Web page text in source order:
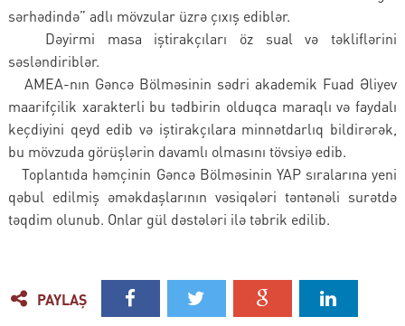
sərhədində” adlı mövzular üzrə çıxış ediblər.
Dəyirmi masa iştirakçıları öz sual və təkliflərini
səsləndiriblər.
AMEA-nın Gəncə Bölməsinin sədri akademik Fuad Əliyev
maarifçilik xarakterli bu tədbirin olduqca maraqlı və faydalı
keçdiyini qeyd edib və iştirakçılara minnətdarlıq bildirərək,
bu mövzuda görüşlərin davamlı olmasını tövsiyə edib.
Toplantıda həmçinin Gəncə Bölməsinin YAP sıralarına yeni
qəbul edilmiş əməkdaşlarının vəsiqələri təntənəli surətdə
təqdim olunub. Onlar gül dəstələri ilə təbrik edilib.
PAYLAŞ